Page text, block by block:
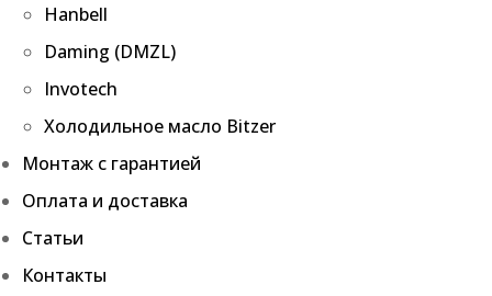
Hanbell
Daming (DMZL)
Invotech
Холодильное масло Bitzer
Монтаж с гарантией
Оплата и доставка
Статьи
Контакты